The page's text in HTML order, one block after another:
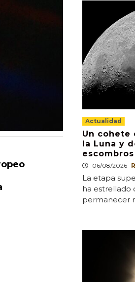
Actualidad
Un cohete
la Luna y
06/08/2026
La etapa
ha estrellado
permanecer